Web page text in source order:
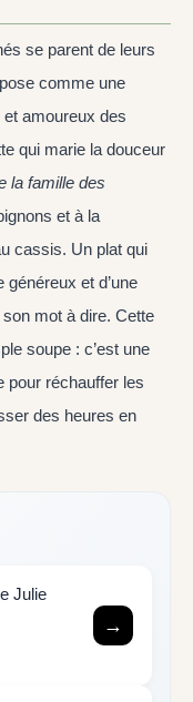
se parent de leurs
comme une
amoureux des
qui marie la douceur
la famille des
et à la
cassis. Un plat qui
généreux et d’une
mot à dire. Cette
soupe : c’est une
pour réchauffer les
des heures en
Julie
→